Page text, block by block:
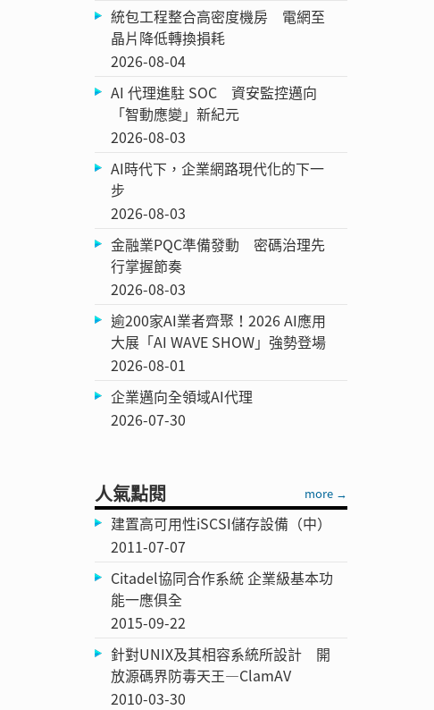
統包工程整合高密度機房 電網至
晶片降低轉換損耗
2026-08-04
AI 代理進駐 SOC 資安監控邁向
「智動應變」新紀元
2026-08-03
AI時代下，企業網路現代化的下一
步
2026-08-03
金融業PQC準備發動 密碼治理先
行掌握節奏
2026-08-03
逾200家AI業者齊聚！2026 AI應用
大展「AI WAVE SHOW」強勢登場
2026-08-01
企業邁向全領域AI代理
2026-07-30
人氣點閱 more →
建置高可用性iSCSI儲存設備（中）
2011-07-07
Citadel協同合作系統 企業級基本功
能一應俱全
2015-09-22
針對UNIX及其相容系統所設計 開
放源碼界防毒天王—ClamAV
2010-03-30